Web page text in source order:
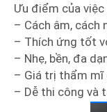
Ưu điểm của
– Cách âm, cách
– Thích ứng tốt
– Nhẹ, bền, đa
– Giá trị thẩm mĩ
– Dễ thi công và